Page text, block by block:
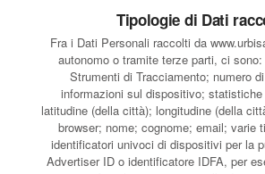
Tipologie di Dati
Fra i Dati Personali raccolti da
autonomo o tramite terze parti, ci
Strumenti di Tracciamento; numero
informazioni sul dispositivo;
latitudine (della città); longitudine (della
browser; nome; cognome; email; varie
identificatori univoci di dispositivi per la
Advertiser ID o identificatore IDFA, per